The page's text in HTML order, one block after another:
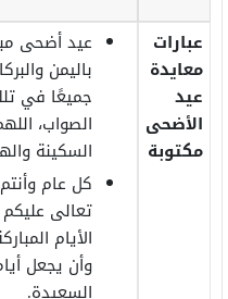
عبارات
معايدة
عيد
الأضحى
مكتوبة
عيد أضحى
باليمن
جميعًا في
الصواب،
السكينة
كل عام
تعالى
الأيام
وأن يجعل
السعيدة.